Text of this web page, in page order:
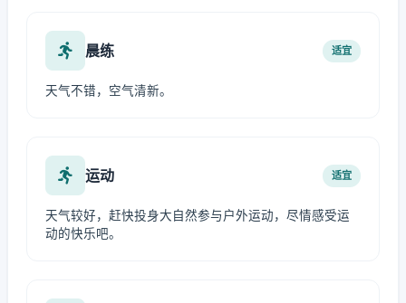
晨练 适宜
天气不错，空气清新。
运动 适宜
天气较好，赶快投身大自然参与户外运动，尽情感受运
动的快乐吧。